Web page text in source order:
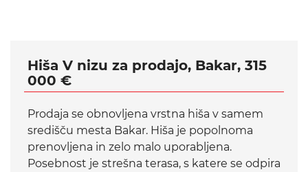
Hiša V nizu za prodajo, Bakar, 315
000 €
Prodaja se obnovljena vrstna hiša v samem
središču mesta Bakar. Hiša je popolnoma
prenovljena in zelo malo uporabljena.
Posebnost je strešna terasa, s katere se odpira